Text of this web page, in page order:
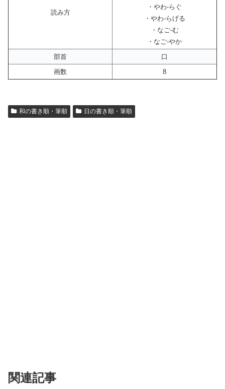
読み方
・やわ-らぐ
・やわ-らげる
・なご-む
・なご-やか
部首
口
画数
8
和の書き順・筆順 日の書き順・筆順
関連記事